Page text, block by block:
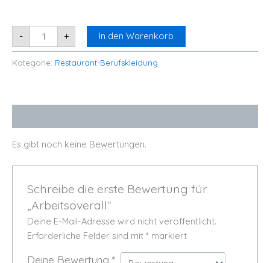
- + In den Warenkorb
Kategorie: Restaurant-Berufskleidung
Es gibt noch keine Bewertungen.
Schreibe die erste Bewertung für
„Arbeitsoverall“
Deine E-Mail-Adresse wird nicht veröffentlicht.
Erforderliche Felder sind mit* markiert
Deine Bewertung*